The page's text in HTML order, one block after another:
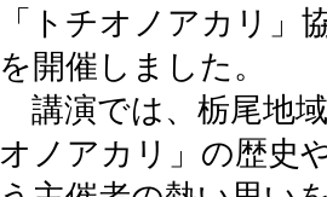
「トチオノアカリ」
を開催しました。
講演では、栃尾地
オノアカリ」の歴史